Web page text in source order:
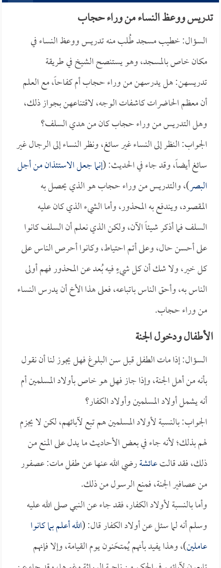
تدريس ووعظ النساء من وراء حجاب
السؤال: خطيب مسجد طُلب منه تدريس ووعظ النساء في
مكان خاص بالمسجد، وهو يستنصح الشيخ في طريقة
تدريسهن: هل يدرسهن من وراء حجاب أم كفاحاً، مع العلم
أن معظم الحاضرات كاشفات الوجه، لاقتناعهن بجواز ذلك،
وهل التدريس من وراء حجاب كان من هدي السلف؟
الجواب: النظر إلى النساء غير سائغ، ونظر النساء إلى الرجال غير
سائغ أيضاً، وقد جاء في الحديث: (إنما جعل الاستئذان من أجل
البصر)، والتدريس من وراء حجاب هو الذي يحصل به
المقصود، ويندفع به المحذور، وأما الشيء الذي كان عليه
السلف فما أذكر شيئاً الآن، ولكن الذي نعلم أن السلف كانوا
على أحسن حال، وعلى أتم احتياط، وكانوا أحرص الناس على
كل خير، ولا شك أن كل شيءٍ فيه بُعد عن المحذور فهم أولى
الناس به، وأحق الناس باتباعه، فعلى هذا الأخ أن يدرس النساء
من وراء حجاب.
الأطفال ودخول الجنة
السؤال: إذا مات الطفل قبل سن البلوغ فهل يجوز لنا أن نقول
بأنه من أهل الجنة، وإذا جاز فهل هو خاص بأولاد المسلمين أم
أنه يشمل أولاد المسلمين وأولاد الكفار؟
الجواب: بالنسبة لأولاد المسلمين هم تبع لآبائهم، لكن لا يجزم
لهم بذلك؛ لأنه جاء في بعض الأحاديث ما يدل على المنع من
ذلك، فقد قالتعائشةرضي الله عنها عن طفل مات: عصفور
من عصافير الجنة، فمنع الرسول من ذلك.
وأما بالنسبة لأولاد الكفار، فقد جاء عن النبي صلى الله عليه
وسلم أنه لما سئل عن أولاد الكفار قال: (الله أعلم بما كانوا
عاملين)، وهذا يفيد بأنهم يُمتحَنون يوم القيامة، وإلا فإنهم